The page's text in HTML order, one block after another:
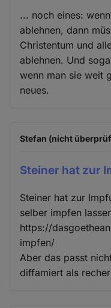
... noch eines:
ablehnen, dann
Christentum und
ablehnen. Und
wenn man sie weit
neues.
Stefan (nicht
Steiner hat zur
Steiner hat zur
selber impfen
https://
impfen/
Aber das passt
diffamiert als